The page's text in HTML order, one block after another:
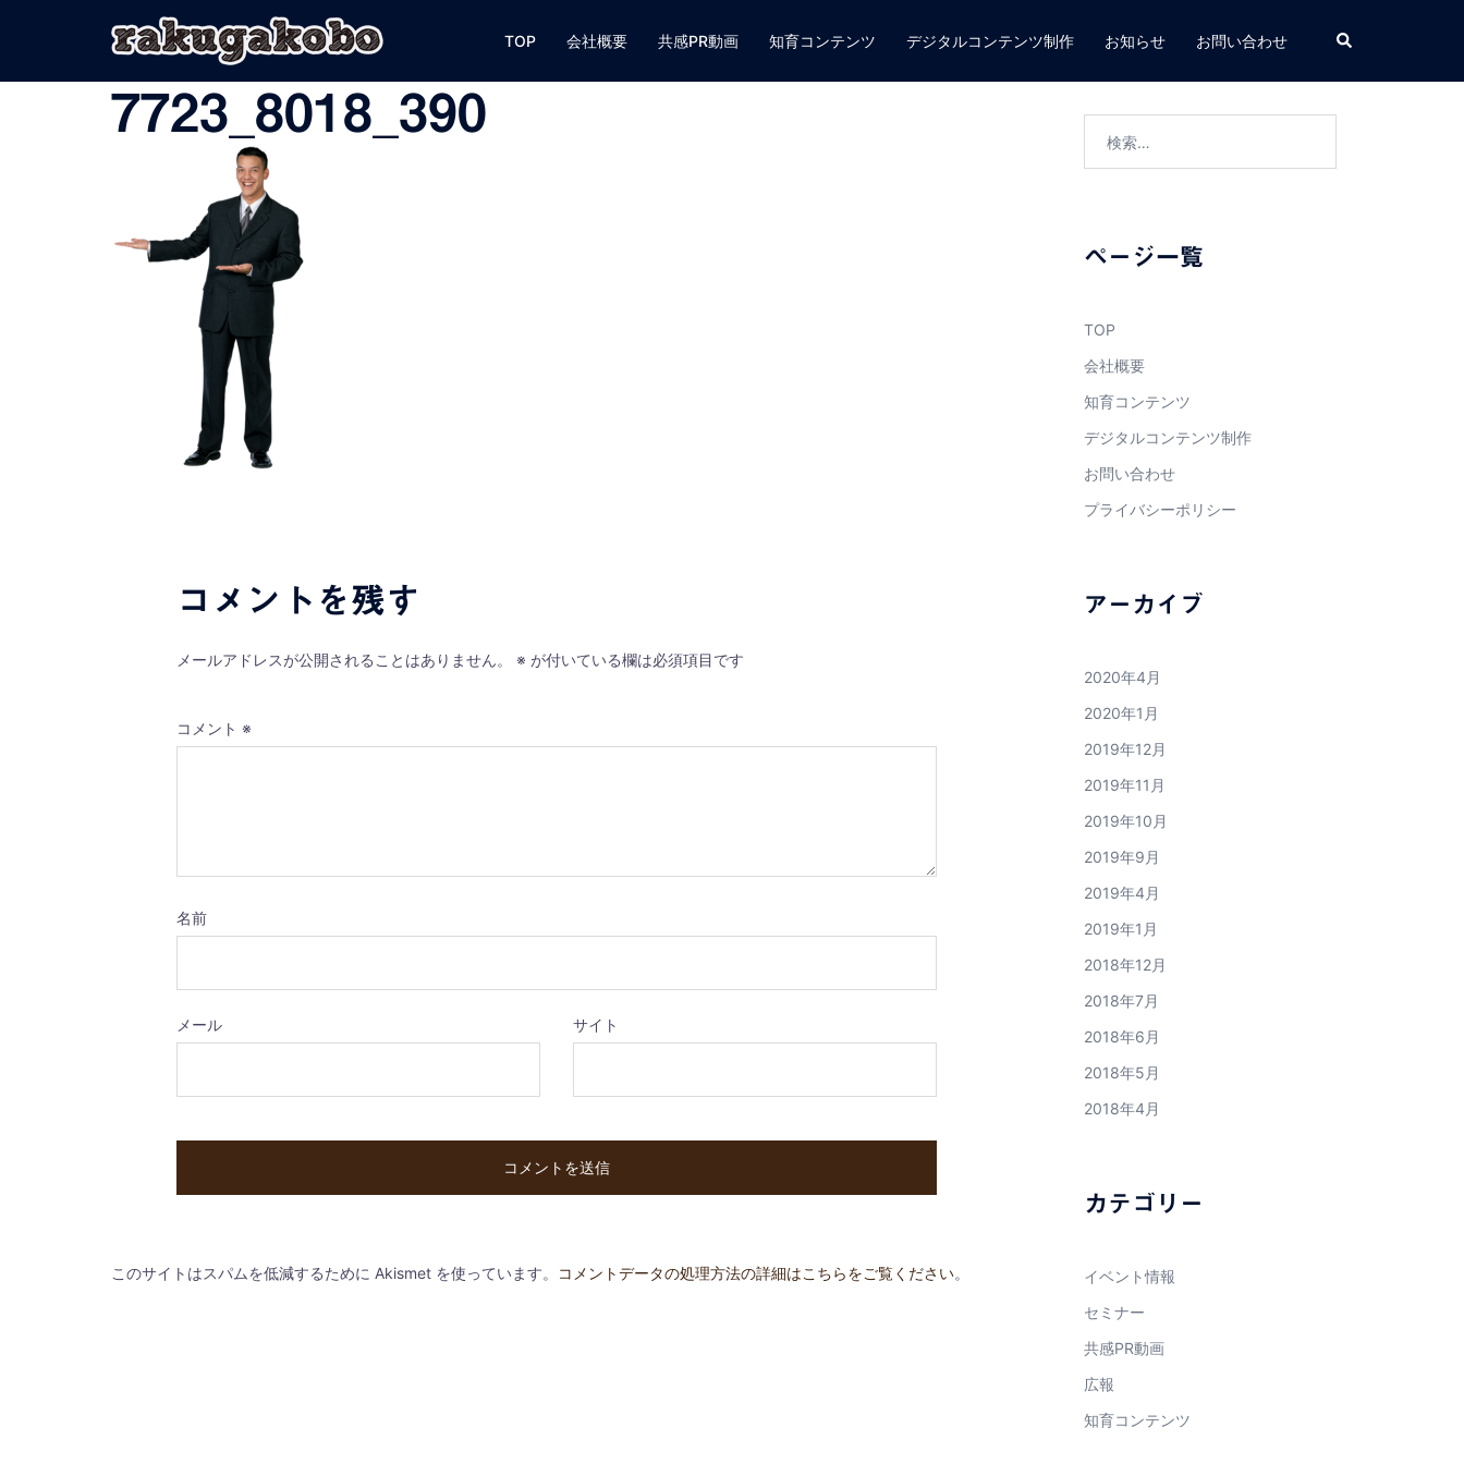
ン
TOP 会社概要 共感PR動画 知育コンテンツ デジタルコンテンツ制作 お知らせ お問い合わせ
検
索
7723_8018_390
コメントを残す
メールアドレスが公開されることはありません。 ※ が付いている欄は必須項目です
コメント ※
名前
メール サイト
このサイトはスパムを低減するために Akismet を使っています。 コメントデータの処理方法の詳細はこちらをご覧ください。
ページ一覧
TOP
会社概要
知育コンテンツ
デジタルコンテンツ制作
お問い合わせ
プライバシーポリシー
アーカイブ
2020年4月
2020年1月
2019年12月
2019年11月
2019年10月
2019年9月
2019年4月
2019年1月
2018年12月
2018年7月
2018年6月
2018年5月
2018年4月
カテゴリー
イベント情報
セミナー
共感PR動画
広報
知育コンテンツ